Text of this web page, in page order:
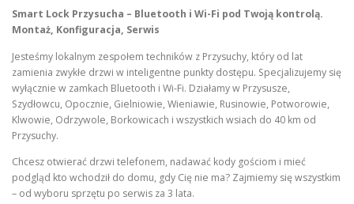
Smart Lock Przysucha – Bluetooth i Wi-Fi pod Twoją kontrolą.
Montaż, Konfiguracja, Serwis
Jesteśmy lokalnym zespołem techników z Przysuchy, który od lat
zamienia zwykłe drzwi w inteligentne punkty dostępu. Specjalizujemy się
wyłącznie w zamkach Bluetooth i Wi-Fi. Działamy w Przysusze,
Szydłowcu, Opocznie, Gielniowie, Wieniawie, Rusinowie, Potworowie,
Klwowie, Odrzywole, Borkowicach i wszystkich wsiach do 40 km od
Przysuchy.
Chcesz otwierać drzwi telefonem, nadawać kody gościom i mieć
podgląd kto wchodził do domu, gdy Cię nie ma? Zajmiemy się wszystkim
– od wyboru sprzętu po serwis za 3 lata.